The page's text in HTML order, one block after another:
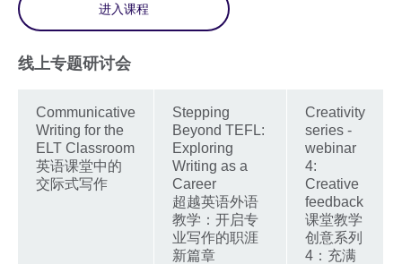
进入课程
线上专题研讨会
Communicative
Writing for the
ELT Classroom
英语课堂中的
交际式写作
Stepping
Beyond TEFL:
Exploring
Writing as a
Career
超越英语外语
教学：开启专
业写作的职涯
新篇章
Creativity
series -
webinar
4:
Creative
feedback
课堂教学
创意系列
4：充满